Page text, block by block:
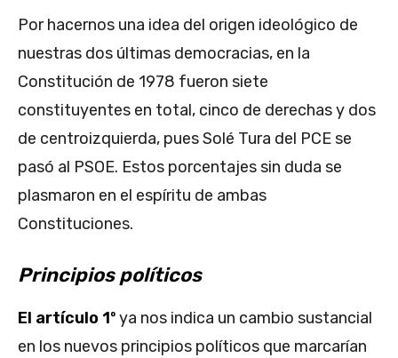
Por hacernos una idea del origen ideológico de
nuestras dos últimas democracias, en la
Constitución de 1978 fueron siete
constituyentes en total, cinco de derechas y dos
de centroizquierda, pues Solé Tura del PCE se
pasó al PSOE. Estos porcentajes sin duda se
plasmaron en el espíritu de ambas
Constituciones.
Principios políticos
El artículo 1ºya nos indica un cambio sustancial
en los nuevos principios políticos que marcarían